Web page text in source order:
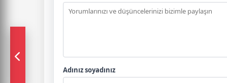
Adınız soyadınız